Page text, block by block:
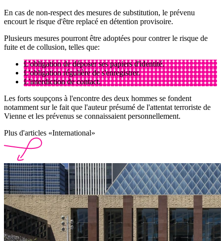
En cas de non-respect des mesures de substitution, le prévenu
encourt le risque d'être replacé en détention provisoire.
Plusieurs mesures pourront être adoptées pour contrer le risque de
fuite et de collusion, telles que:
L'obligation de déposer ses papiers d'identité.
L'obligation régulière de s'enregistrer.
L'interdiction de contact.
Les forts soupçons à l'encontre des deux hommes se fondent
notamment sur le fait que l'auteur présumé de l'attentat terroriste de
Vienne et les prévenus se connaissaient personnellement.
Plus d'articles «International»